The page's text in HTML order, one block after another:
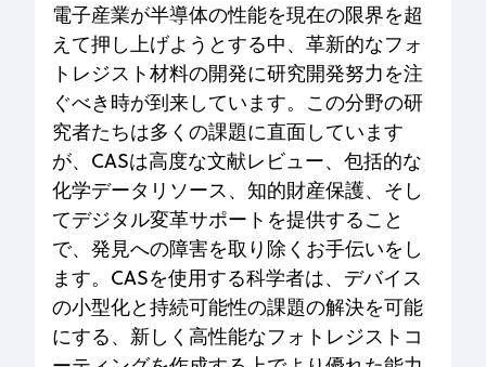
電子産業が半導体の性能を現在の限界を超
えて押し上げようとする中、革新的なフォ
トレジスト材料の開発に研究開発努力を注
ぐべき時が到来しています。この分野の研
究者たちは多くの課題に直面しています
が、CASは高度な文献レビュー、包括的な
化学データリソース、知的財産保護、そし
てデジタル変革サポートを提供すること
で、発見への障害を取り除くお手伝いをし
ます。CASを使用する科学者は、デバイス
の小型化と持続可能性の課題の解決を可能
にする、新しく高性能なフォトレジストコ